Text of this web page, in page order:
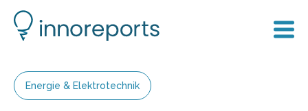
Energie & Elektrotechnik